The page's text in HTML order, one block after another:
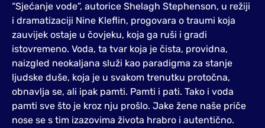
“Sjećanje vode”, autorice Shelagh Stephenson, u režiji
i dramatizaciji Nine Kleflin, progovara o traumi koja
zauvijek ostaje u čovjeku, koja ga ruši i gradi
istovremeno. Voda, ta tvar koja je čista, providna,
naizgled neokaljana služi kao paradigma za stanje
ljudske duše, koja je u svakom trenutku protočna,
obnavlja se, ali ipak pamti. Pamti i pati. Tako i voda
pamti sve što je kroz nju prošlo. Jake žene naše priče
nose se s tim izazovima života hrabro i autentično.